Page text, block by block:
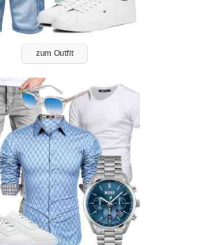
zum Outfit